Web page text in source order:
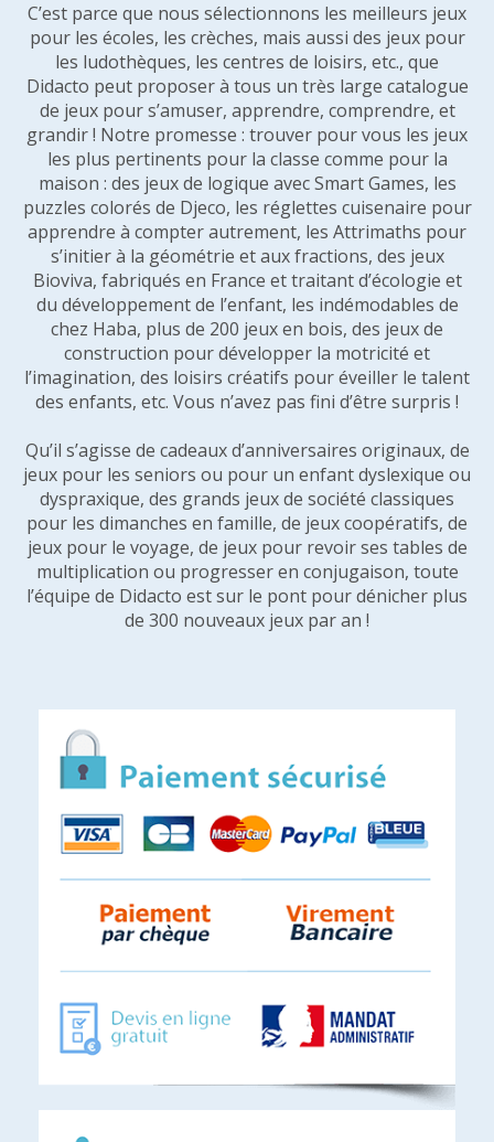
C’est parce que nous sélectionnons les meilleurs jeux
pour les écoles, les crèches, mais aussi des jeux pour
les ludothèques, les centres de loisirs, etc., que
Didacto peut proposer à tous un très large catalogue
de jeux pour s’amuser, apprendre, comprendre, et
grandir ! Notre promesse : trouver pour vous les jeux
les plus pertinents pour la classe comme pour la
maison : des jeux de logique avec Smart Games, les
puzzles colorés de Djeco, les réglettes cuisenaire pour
apprendre à compter autrement, les Attrimaths pour
s’initier à la géométrie et aux fractions, des jeux
Bioviva, fabriqués en France et traitant d’écologie et
du développement de l’enfant, les indémodables de
chez Haba, plus de 200 jeux en bois, des jeux de
construction pour développer la motricité et
l’imagination, des loisirs créatifs pour éveiller le talent
des enfants, etc. Vous n’avez pas fini d’être surpris !
Qu’il s’agisse de cadeaux d’anniversaires originaux, de
jeux pour les seniors ou pour un enfant dyslexique ou
dyspraxique, des grands jeux de société classiques
pour les dimanches en famille, de jeux coopératifs, de
jeux pour le voyage, de jeux pour revoir ses tables de
multiplication ou progresser en conjugaison, toute
l’équipe de Didacto est sur le pont pour dénicher plus
de 300 nouveaux jeux par an !